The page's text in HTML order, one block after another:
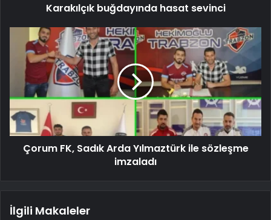
Karakılçık buğdayında hasat sevinci
Çorum FK, Sadık Arda Yılmaztürk ile sözleşme
imzaladı
İlgili Makaleler